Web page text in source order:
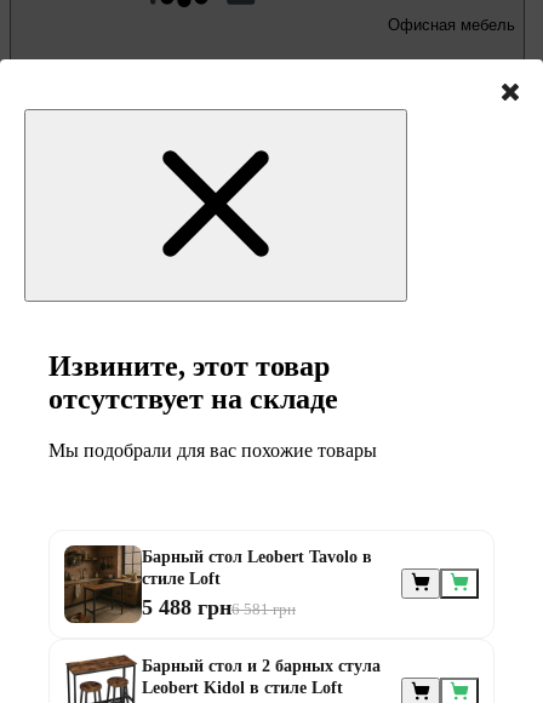
Офисная мебель
Письменные и компьютерные столы
Офисные кресла и стулья
назначению
Извините, этот товар
отсутствует на складе
Мы подобрали для вас похожие товары
Барный стол Leobert Tavolo в
стиле Loft
5 488 грн6 581 грн
Барный стол и 2 барных стула
Leobert Kidol в стиле Loft